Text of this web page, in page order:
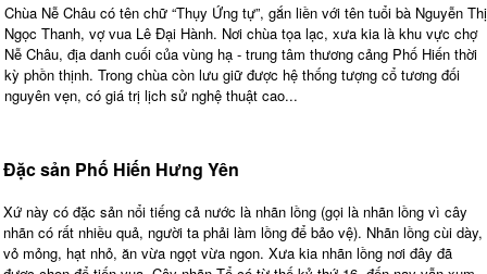
Chùa Nễ Châu có tên chữ “Thụy Ứng tự”, gắn liền với tên tuổi bà Nguyễn Thị
Ngọc Thanh, vợ vua Lê Đại Hành. Nơi chùa tọa lạc, xưa kia là khu vực chợ
Nễ Châu, địa danh cuối của vùng hạ - trung tâm thương cảng Phố Hiến thời
kỳ phồn thịnh. Trong chùa còn lưu giữ được hệ thống tượng cổ tương đối
nguyên vẹn, có giá trị lịch sử nghệ thuật cao...
Đặc sản Phố Hiến Hưng Yên
Xứ này có đặc sản nổi tiếng cả nước là nhãn lồng (gọi là nhãn lồng vì cây
nhãn có rất nhiều quả, người ta phải làm lồng để bảo vệ). Nhãn lồng cùi dày,
vỏ mỏng, hạt nhỏ, ăn vừa ngọt vừa ngon. Xưa kia nhãn lồng nơi đây đã